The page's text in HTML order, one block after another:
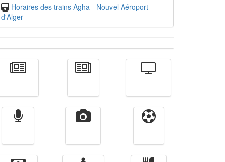
Horaires des trains Agha - Nouvel Aéroport
d'Alger -